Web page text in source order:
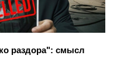
раздора": смысл